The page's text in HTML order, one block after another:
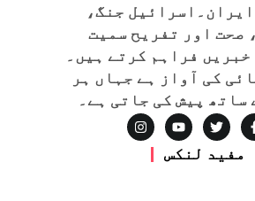
ایران۔اسرائیل جنگ،
صحت اور تفریح سمیت
فراہم کرتے ہیں۔
کی آواز ہے جہاں ہر
ساتھ پیش کی جاتی ہے۔
مفید لنکس